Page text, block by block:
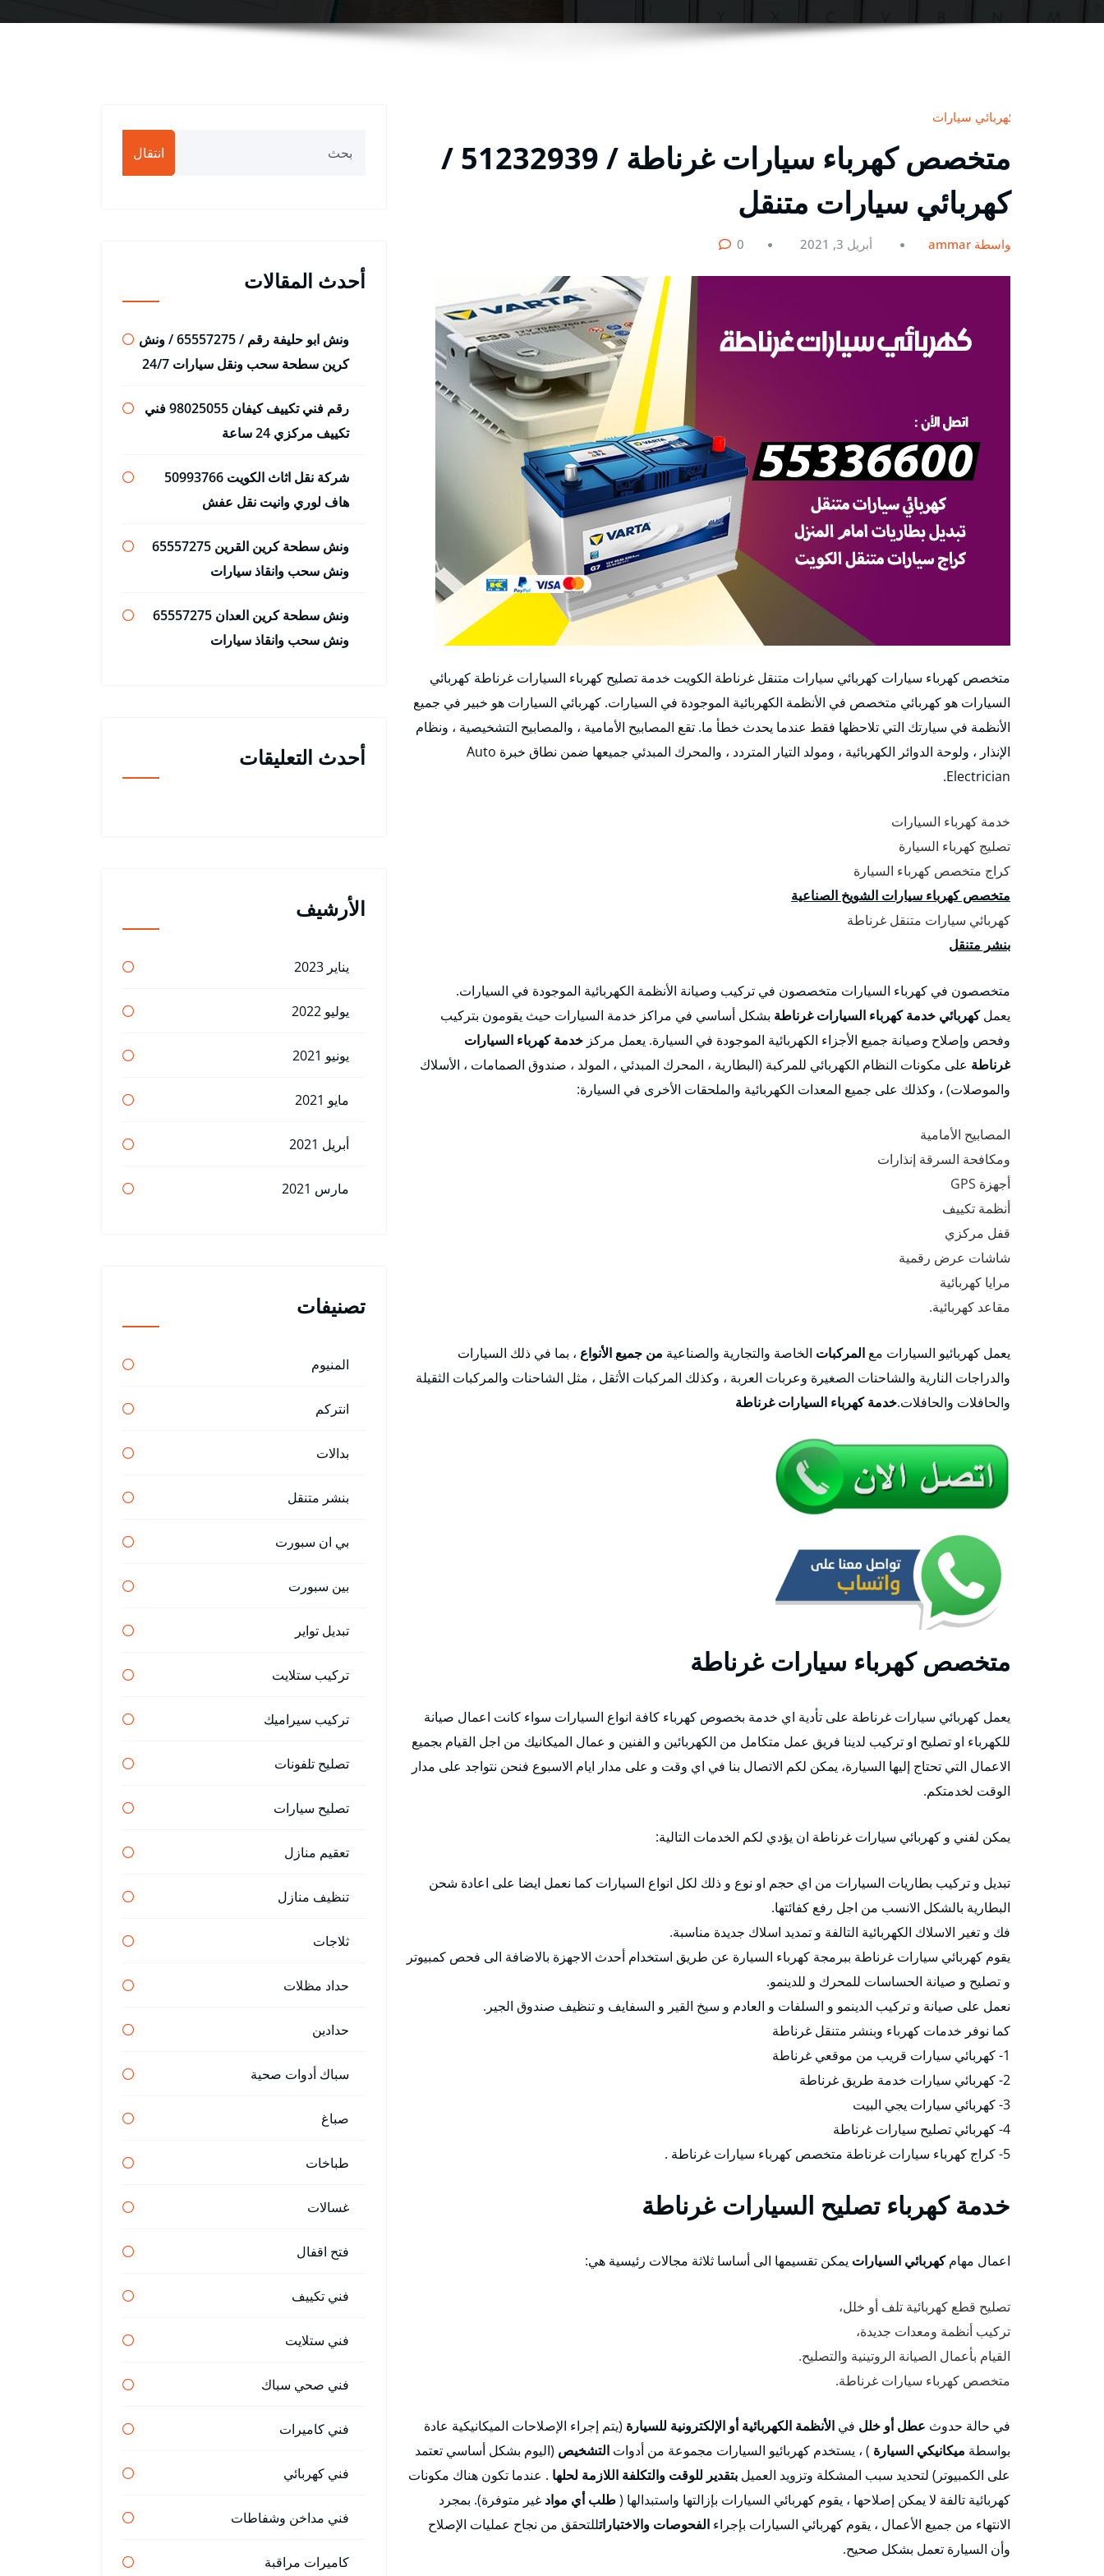
كهربائي سيارات
متخصص كهرباء سيارات غرناطة / 51232939‬ /
كهربائي سيارات متنقل
بواسطة ammar أبريل 3, 2021 0
متخصص كهرباء سيارات كهربائي سيارات متنقل غرناطة الكويت خدمة تصليح كهرباء السيارات غرناطة كهربائي
السيارات هو كهربائي متخصص في الأنظمة الكهربائية الموجودة في السيارات. كهربائي السيارات هو خبير في جميع
الأنظمة في سيارتك التي تلاحظها فقط عندما يحدث خطأ ما. تقع المصابيح الأمامية ، والمصابيح التشخيصية ، ونظام
الإنذار ، ولوحة الدوائر الكهربائية ، ومولد التيار المتردد ، والمحرك المبدئي جميعها ضمن نطاق خبرة Auto
Electrician.
خدمة كهرباء السيارات
تصليج كهرباء السيارة
كراج متخصص كهرباء السيارة
متخصص كهرباء سيارات الشويخ الصناعية
كهربائي سيارات متنقل غرناطة
بنشر متنقل
متخصصون في كهرباء السيارات متخصصون في تركيب وصيانة الأنظمة الكهربائية الموجودة في السيارات.
يعملكهربائي خدمة كهرباء السيارات غرناطة بشكل أساسي في مراكز خدمة السيارات حيث يقومون بتركيب
وفحص وإصلاح وصيانة جميع الأجزاء الكهربائية الموجودة في السيارة. يعمل مركز خدمة كهرباء السيارات
غرناطة على مكونات النظام الكهربائي للمركبة (البطارية ، المحرك المبدئي ، المولد ، صندوق الصمامات ، الأسلاك
والموصلات) ، وكذلك على جميع المعدات الكهربائية والملحقات الأخرى في السيارة:
المصابيح الأمامية
ومكافحة السرقة إنذارات
أجهزة GPS
أنظمة تكييف
قفل مركزي
شاشات عرض رقمية
مرايا كهربائية
مقاعد كهربائية.
يعمل كهربائيو السيارات مع المركبات الخاصة والتجارية والصناعية من جميع الأنواع ، بما في ذلك السيارات
والدراجات النارية والشاحنات الصغيرة وعربات العربة ، وكذلك المركبات الأثقل ، مثل الشاحنات والمركبات الثقيلة
والحافلات والحافلات.خدمة كهرباء السيارات غرناطة
متخصص كهرباء سيارات غرناطة
يعمل كهربائي سيارات غرناطة على تأدية اي خدمة بخصوص كهرباء كافة انواع السيارات سواء كانت اعمال صيانة
للكهرباء او تصليح او تركيب لدينا فريق عمل متكامل من الكهربائين و الفنين و عمال الميكانيك من اجل القيام بجميع
الاعمال التي تحتاج إليها السيارة، يمكن لكم الاتصال بنا في اي وقت و على مدار ايام الاسبوع فنحن نتواجد على مدار
الوقت لخدمتكم.
يمكن لفني و كهربائي سيارات غرناطة ان يؤدي لكم الخدمات التالية:
تبديل و تركيب بطاريات السيارات من اي حجم او نوع و ذلك لكل انواع السيارات كما نعمل ايضا على اعادة شحن
البطارية بالشكل الانسب من اجل رفع كفائتها.
فك و تغير الاسلاك الكهربائية التالفة و تمديد اسلاك جديدة مناسبة.
يقوم كهربائي سيارات غرناطة ببرمجة كهرباء السيارة عن طريق استخدام أحدث الاجهزة بالاضافة الى فحص كمبيوتر
و تصليح و صيانة الحساسات للمحرك و للدينمو.
نعمل على صيانة و تركيب الدينمو و السلفات و العادم و سيخ القير و السفايف و تنظيف صندوق الجير.
كما نوفر خدمات كهرباء وبنشر متنقل غرناطة
1- كهربائي سيارات قريب من موقعي غرناطة
2- كهربائي سيارات خدمة طريق غرناطة
3- كهربائي سيارات يجي البيت
4- كهربائي تصليح سيارات غرناطة
5- كراج كهرباء سيارات غرناطة متخصص كهرباء سيارات غرناطة .
خدمة كهرباء تصليح السيارات غرناطة
اعمال مهامكهربائي السيارات يمكن تقسيمها الى أساسا ثلاثة مجالات رئيسية هي:
تصليح قطع كهربائية تلف أو خلل،
تركيب أنظمة ومعدات جديدة،
القيام بأعمال الصيانة الروتينية والتصليح.
متخصص كهرباء سيارات غرناطة.
في حالة حدوث عطل أو خلل في الأنظمة الكهربائية أو الإلكترونية للسيارة (يتم إجراء الإصلاحات الميكانيكية عادة
بواسطة ميكانيكي السيارة ) ، يستخدم كهربائيو السيارات مجموعة من أدوات التشخيص (اليوم بشكل أساسي تعتمد
على الكمبيوتر) لتحديد سبب المشكلة وتزويد العميل بتقدير للوقت والتكلفة اللازمة لحلها . عندما تكون هناك مكونات
كهربائية تالفة لا يمكن إصلاحها ، يقوم كهربائي السيارات بإزالتها واستبدالها (طلب أي مواد غير متوفرة). بمجرد
الانتهاء من جميع الأعمال ، يقوم كهربائي السيارات بإجراء الفحوصات والاختباراتللتحقق من نجاح عمليات الإصلاح
وأن السيارة تعمل بشكل صحيح.
انتقال
أحدث المقالات
ونش ابو حليفة رقم / 65557275 / ونش
كرين سطحة سحب ونقل سيارات 24/7
رقم فني تكييف كيفان 98025055 فني
تكييف مركزي 24 ساعة
شركة نقل اثاث الكويت 50993766
هاف لوري وانيت نقل عفش
ونش سطحة كرين القرين 65557275
ونش سحب وانقاذ سيارات
ونش سطحة كرين العدان 65557275
ونش سحب وانقاذ سيارات
أحدث التعليقات
الأرشيف
يناير 2023
يوليو 2022
يونيو 2021
مايو 2021
أبريل 2021
مارس 2021
تصنيفات
المنيوم
انتركم
بدالات
بنشر متنقل
بي ان سبورت
بين سبورت
تبديل تواير
تركيب ستلايت
تركيب سيراميك
تصليح تلفونات
تصليح سيارات
تعقيم منازل
تنظيف منازل
ثلاجات
حداد مظلات
حدادين
سباك أدوات صحية
صباغ
طباخات
غسالات
فتح اقفال
فني تكييف
فني ستلايت
فني صحي سباك
فني كاميرات
فني كهربائي
فني مداخن وشفاطات
كاميرات مراقبة